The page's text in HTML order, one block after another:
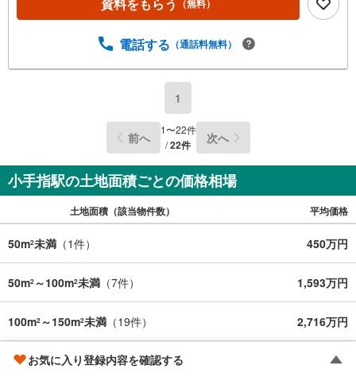
資料をもらう （無料）
電話する （通話料無料）
1
前へ 1〜22件
/22件 次へ
小手指駅の土地面積ごとの価格相場
土地面積（該当物件数） 平均価格
50m2未満 （1件） 450万円
50m2 ～100m2未満 （7件） 1,593万円
100m2 ～150m2未満 （19件） 2,716万円
150m2～200m2未満（10件） 1,850万円
お気に入り登録内容を確認する